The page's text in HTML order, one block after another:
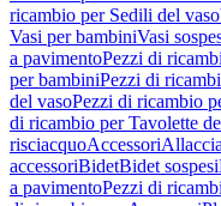
ricambio per Sedili del vaso
Vasi per bambiniVasi
a pavimentoPezzi di
per bambiniPezzi di
del vasoPezzi di ricambio
di ricambio per Tavolette
risciacquoAccessori
accessoriBidetBidet sospesi
a pavimentoPezzi di